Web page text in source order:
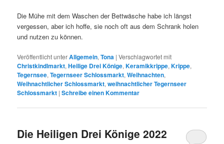
Die Mühe mit dem Waschen der Bettwäsche habe ich längst
vergessen, aber ich hoffe, sie noch oft aus dem Schrank holen
und nutzen zu können.
Veröffentlicht unterAllgemein,Tona |Verschlagwortet mit
Christkindlmarkt,Heilige Drei Könige,Keramikkrippe,Krippe,
Tegernsee,Tegernseer Schlossmarkt,Weihnachten,
Weihnachtlicher Schlossmarkt,weihnachtlicher Tegernseer
Schlossmarkt |Schreibe einen Kommentar
Die Heiligen Drei Könige 2022